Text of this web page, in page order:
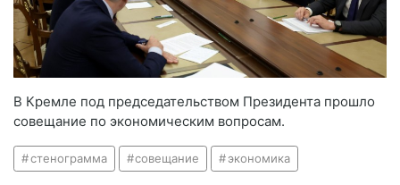
В Кремле под председательством Президента прошло
совещание по экономическим вопросам.
стенограмма совещание экономика